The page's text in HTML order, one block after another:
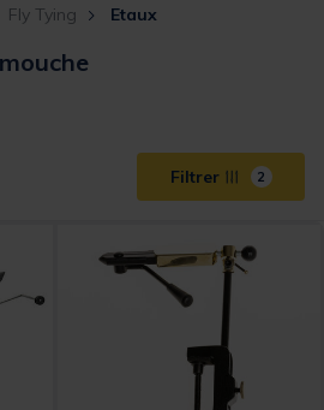
Fly Tying Etaux
Filtrer 2